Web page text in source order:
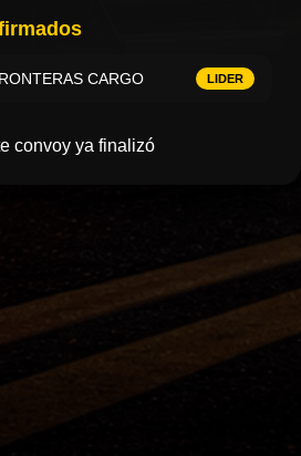
CARGO LIDER
convoy ya finalizó